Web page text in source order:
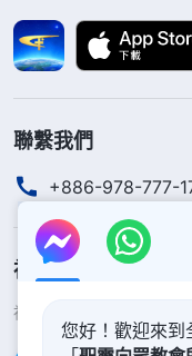
聯繫我們
+886-978-777-
神的國度降臨了
神的國度已經降臨在人間
您好！歡迎來到